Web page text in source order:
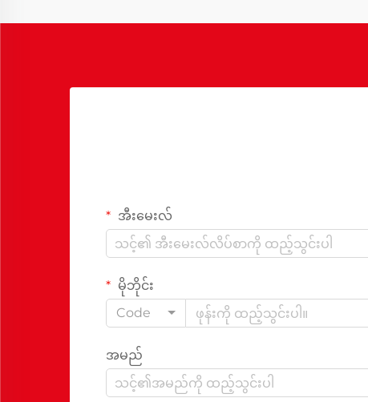
ပါသည်။
အီးမေးလ်
မိုဘိုင်း
Code
အမည်